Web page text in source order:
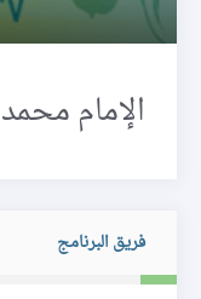
الإمام
فريق البرنامج